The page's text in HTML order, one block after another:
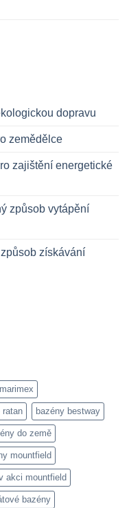
dopravu
zemědělce
zajištění energetické
způsob vytápění
získávání
ratan bazény bestway
do země
mountfield
akci mountfield
bazény